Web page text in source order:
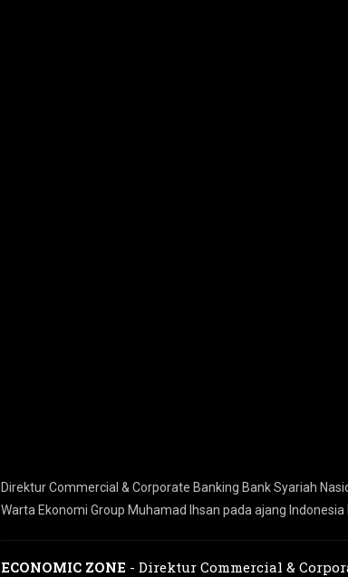
Direktur Commercial & Corporate Banking Bank Syariah
Warta Ekonomi Group Muhamad Ihsan pada ajang
ECONOMIC ZONE - Direktur Commercial &